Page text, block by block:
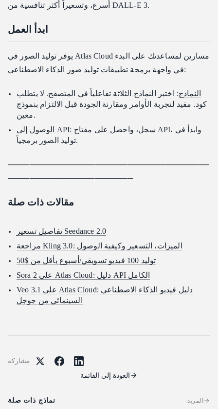
أسرع، وتسعيراً أكثر تنافسية من DALL-E 3.
ابدأ العمل
يوفر توليد الصور في Atlas Cloud مسارين لمساعدتك على البدء
في واجهة برمجة تطبيقات توليد صور الذكاء الاصطناعي:
النماذج: اختبر النماذج الثلاثة تفاعلياً في المتصفح. لا يتطلب
كود. مفيد لتجربة الأوامر ومقارنة الجودة قبل الالتزام بنموذج
معين.
الوصول إلى API: سجل، واحصل على مفتاح API، وابدأ في
توليد الصور برمجياً.
─────────────────────────────────────
───────────────────────
مقالات ذات صلة
تفاصيل تسعير Seedance 2.0
مراجعة Kling 3.0: الميزات، التسعير وكيفية الوصول
توليد 100 فيديو تسويقي/أسبوع بأقل من $50
Sora 2 على Atlas Cloud: دليل API الكامل
Veo 3.1 على Atlas Cloud: دليل فيديو الذكاء الاصطناعي
السينمائي من جوجل
مشاركة
العودة إلى القائمة
نماذج ذات صلة المزيد